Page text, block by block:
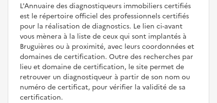
L'Annuaire des diagnostiqueurs immobiliers certifiés
est le répertoire officiel des professionnels certifiés
pour la réalisation de diagnostics. Le lien ci-avant
vous mènera à la liste de ceux qui sont implantés à
Bruguières ou à proximité, avec leurs coordonnées et
domaines de certification. Outre des recherches par
lieu et domaine de certification, le site permet de
retrouver un diagnostiqueur à partir de son nom ou
numéro de certificat, pour vérifier la validité de sa
certification.